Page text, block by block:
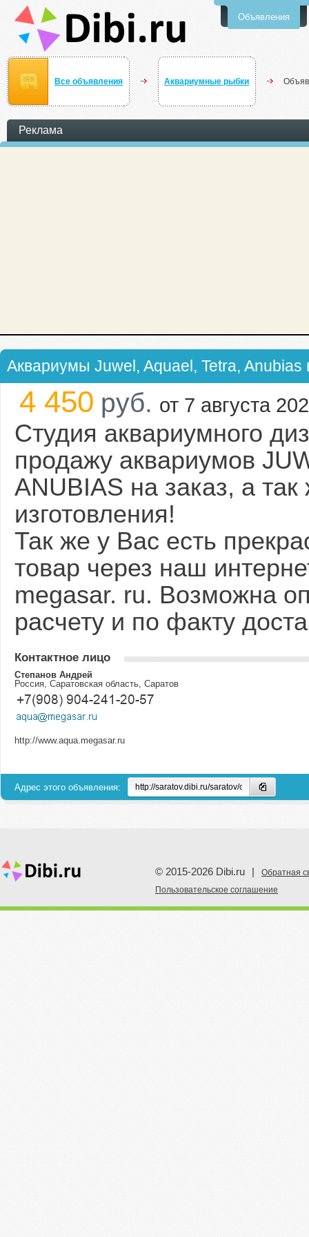
Объявления
Все объявления Аквариумные рыбки
Реклама
Аквариумы Juwel, Aquael, Tetra, Anubias
4 450 руб. от 7 августа
Студия аквариумного
продажу аквариумов
ANUBIAS на заказ, а
изготовления!
Так же у Вас есть
товар через наш
megasar. ru. Возможна
расчету и по факту
Контактное лицо
Степанов Андрей
Россия, Саратовская область, Саратов
http://www.aqua.megasar.ru
Адрес этого объявления:
© 2015-2026 Dibi.ru
Обратная
Пoльзовательское соглашение